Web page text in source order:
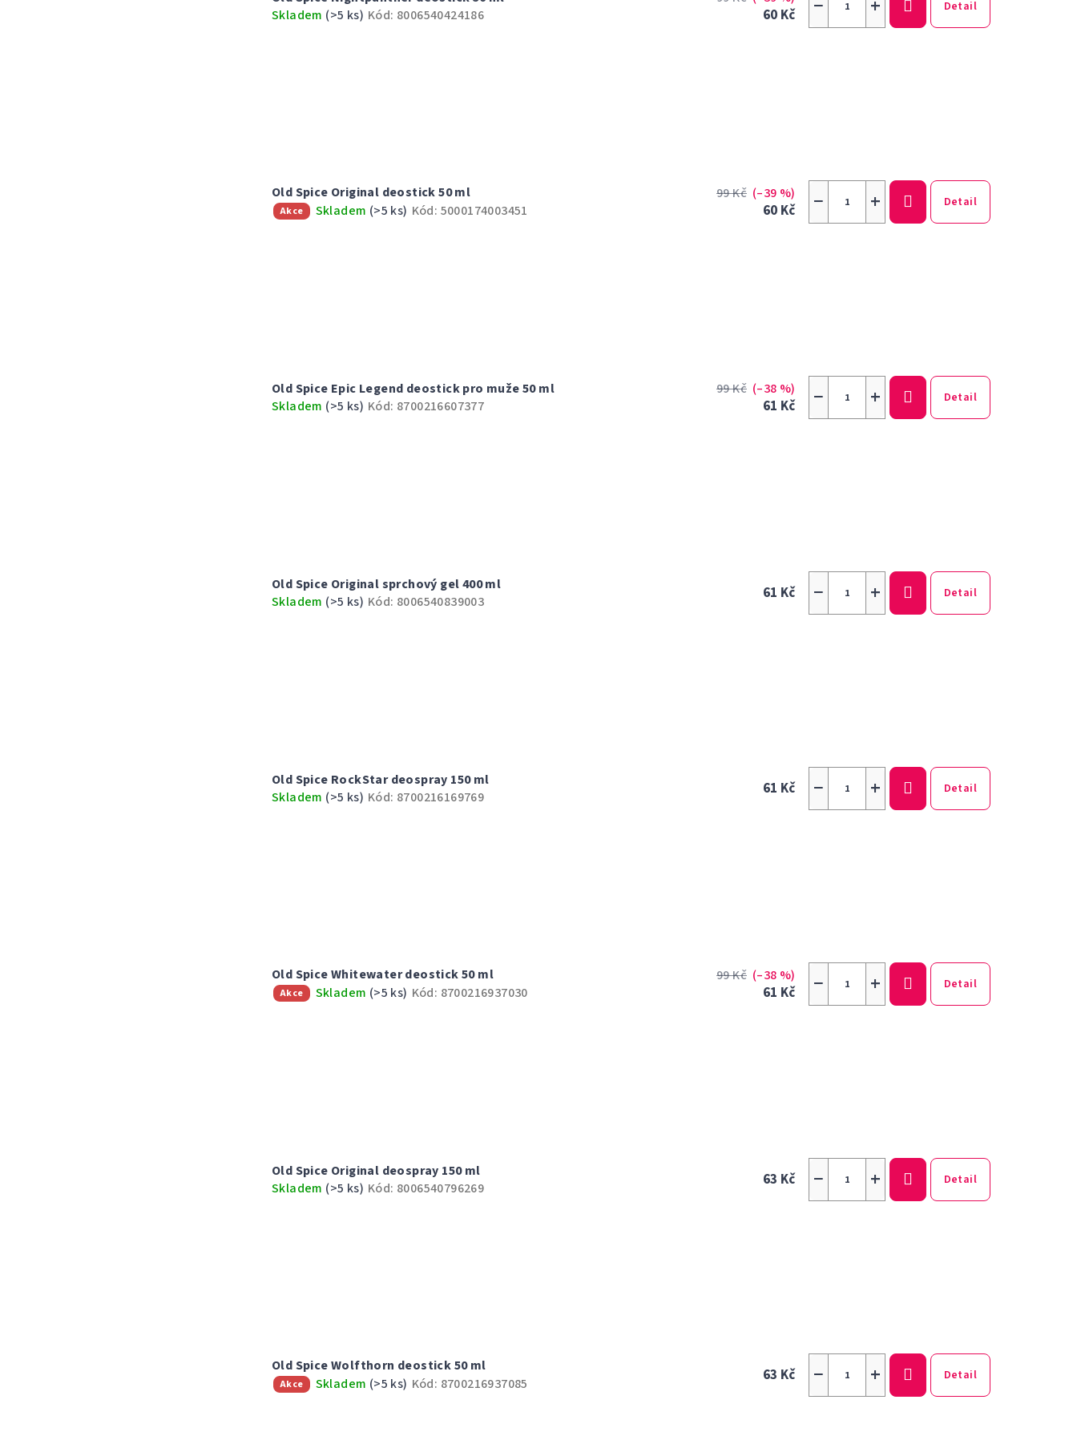
Skladem (>5 ks) Kód: 8006540424186 60 Kč +
− Detail
Old Spice Original deostick 50 ml
Akce Skladem (>5 ks) Kód: 5000174003451
99 Kč (–39 %)
60 Kč +
− Detail
Old Spice Epic Legend deostick pro muže 50 ml
Skladem (>5 ks) Kód: 8700216607377
99 Kč (–38 %)
61 Kč +
− Detail
Old Spice Original sprchový gel 400 ml
Skladem (>5 ks) Kód: 8006540839003 61 Kč +
− Detail
Old Spice RockStar deospray 150 ml
Skladem (>5 ks) Kód: 8700216169769 61 Kč +
− Detail
Old Spice Whitewater deostick 50 ml
Akce Skladem (>5 ks) Kód: 8700216937030
99 Kč (–38 %)
61 Kč +
− Detail
Old Spice Original deospray 150 ml
Skladem (>5 ks) Kód: 8006540796269 63 Kč +
− Detail
Old Spice Wolfthorn deostick 50 ml
Akce Skladem (>5 ks) Kód: 8700216937085 63 Kč +
− Detail